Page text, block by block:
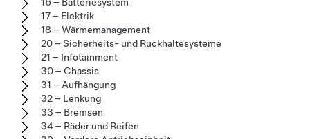
17 – Elektrik
18 – Wärmemanagement
20 – Sicherheits- und Rückhaltesysteme
21 – Infotainment
30 – Chassis
31 – Aufhängung
32 – Lenkung
33 – Bremsen
34 – Räder und Reifen